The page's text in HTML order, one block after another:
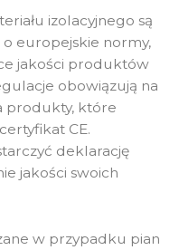
izolacyjnego są
europejskie normy,
jakości produktów
obowiązują na
produkty, które
CE.
deklarację
jakości swoich
w przypadku pian